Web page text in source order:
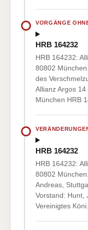
VORGÄNGE
HRB 164232
HRB 164232:
80802
des
Allianz Argos
München HRB
HRB 164232
HRB 164232:
80802
Andreas,
Vorstand: Hunt,
Vereinigtes